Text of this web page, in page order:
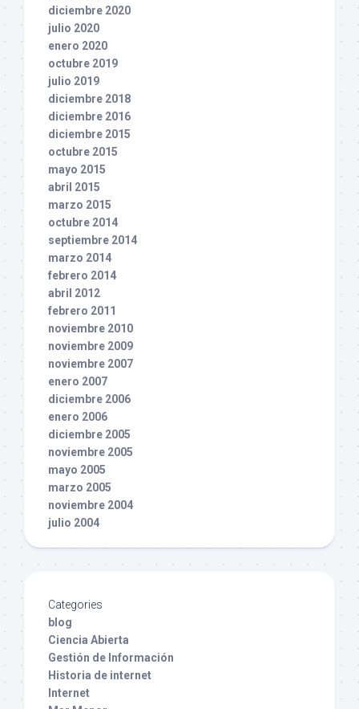
diciembre 2020
julio 2020
enero 2020
octubre 2019
julio 2019
diciembre 2018
diciembre 2016
diciembre 2015
octubre 2015
mayo 2015
abril 2015
marzo 2015
octubre 2014
septiembre 2014
marzo 2014
febrero 2014
abril 2012
febrero 2011
noviembre 2010
noviembre 2009
noviembre 2007
enero 2007
diciembre 2006
enero 2006
diciembre 2005
noviembre 2005
mayo 2005
marzo 2005
noviembre 2004
julio 2004
Categories
blog
Ciencia Abierta
Gestión de Información
Historia de internet
Internet